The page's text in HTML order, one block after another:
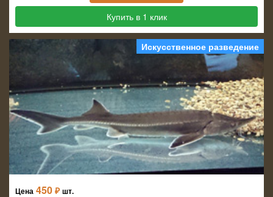
Купить в 1 клик
Искусственное разведение
Цена 450 ₽ шт.